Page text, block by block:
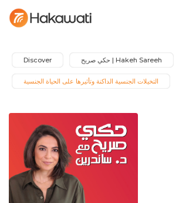
Discover Hakeh Sareeh | حكي صريح
التخيلات الجنسية الداكنة وتأثيرها على الحياة الجنسية